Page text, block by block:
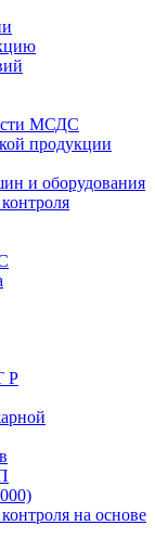
МСДС
продукции
и оборудования
Р
на основе